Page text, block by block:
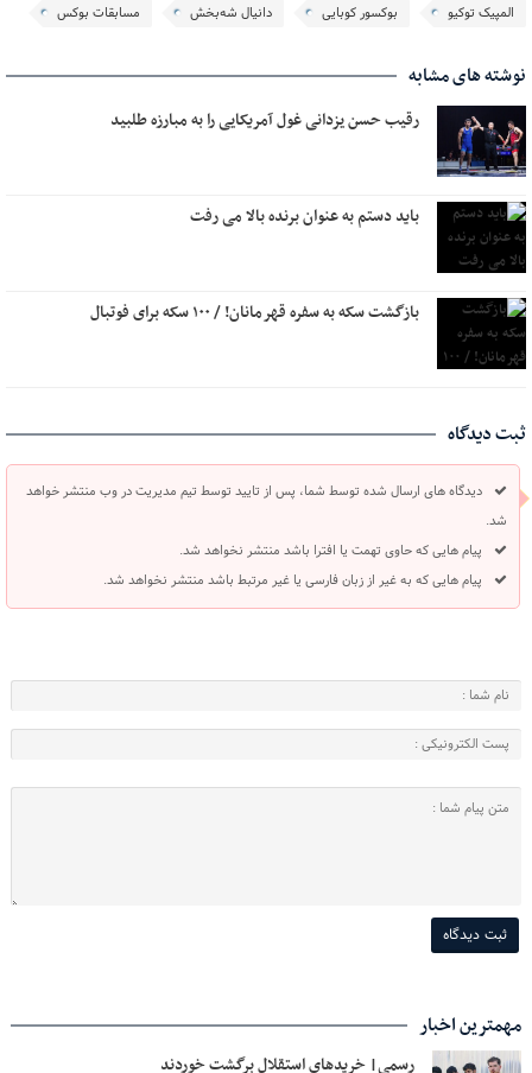
المپیک توکیو بوکسور کوبایی دانیال شه‌بخش مسابقات بوکس
نوشته های مشابه
رقیب حسن یزدانی غول آمریکایی را به مبارزه طلبید
باید دستم به عنوان برنده بالا می رفت
بازگشت سکه به سفره قهرمانان! / ۱۰۰ سکه برای فوتبال
ثبت دیدگاه
دیدگاه های ارسال شده توسط شما، پس از تایید توسط تیم مدیریت در وب منتشر خواهد
شد.
پیام هایی که حاوی تهمت یا افترا باشد منتشر نخواهد شد.
پیام هایی که به غیر از زبان فارسی یا غیر مرتبط باشد منتشر نخواهد شد.
مهمترین اخبار
رسمی| خریدهای استقلال برگشت خوردند